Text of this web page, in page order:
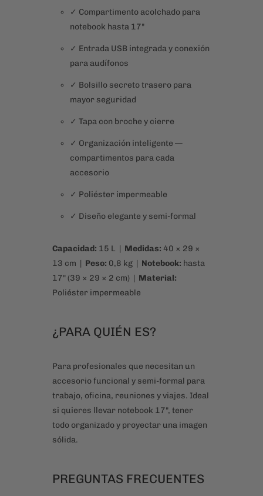
mayor seguridad
✓ Organización inteligente —
compartimentos para cada
accesorio
✓ Poliéster impermeable
✓ Diseño elegante y semi-formal
Capacidad:15 L |Medidas:40 × 29 ×
13 cm |Peso:0,8 kg |
17" (39 × 29 × 2 cm) |
Material:
¿PARA QUIÉN ES?
Para profesionales que necesitan un
accesorio funcional y semi-formal para
todo organizado y proyectar una imagen
PREGUNTAS FRECUENTES
¿Cabe mi notebook de 17"?
Sí, tiene compartimento acolchado